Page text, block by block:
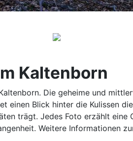
Kaltenborn
Die geheime und
einen Blick hinter die Kulissen
trägt. Jedes Foto erzählt
Weitere Informationen